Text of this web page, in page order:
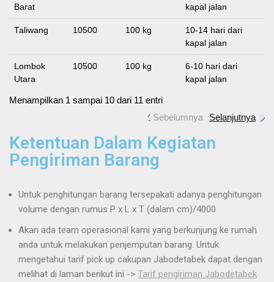
Barat
kapal jalan
Taliwang 10500 100 kg
10-14 hari dari
kapal jalan
Lombok
Utara
10500 100 kg
6-10 hari dari
kapal jalan
Menampilkan 1 sampai 10 dari 11 entri
Sebelumnya
Selanjutnya
Ketentuan Dalam Kegiatan
Pengiriman Barang
Untuk penghitungan barang tersepakati adanya penghitungan
volume dengan rumus P x L x T (dalam cm)/4000
Akan ada team operasional kami yang berkunjung ke rumah
anda untuk melakukan penjemputan barang. Untuk
mengetahui tarif pick up cakupan Jabodetabek dapat dengan
melihat di laman berikut ini -> Tarif pengiriman Jabodetabek